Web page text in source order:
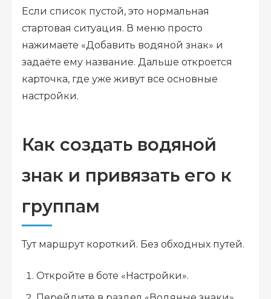
Если список пустой, это нормальная
стартовая ситуация. В меню просто
нажимаете «Добавить водяной знак» и
задаёте ему название. Дальше откроется
карточка, где уже живут все основные
настройки.
Как создать водяной
знак и привязать его к
группам
Тут маршрут короткий. Без обходных путей.
Откройте в боте «Настройки».